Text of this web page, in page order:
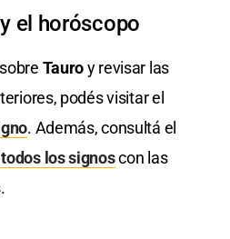
el horóscopo
Tauroy revisar las
podés visitar el
. Además, consultá el
los signoscon las